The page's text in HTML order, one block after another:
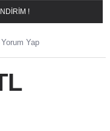
!
Yorum Yap